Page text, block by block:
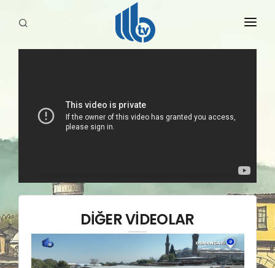
YAYINLARIMIZ
DİĞER VİDEOLAR